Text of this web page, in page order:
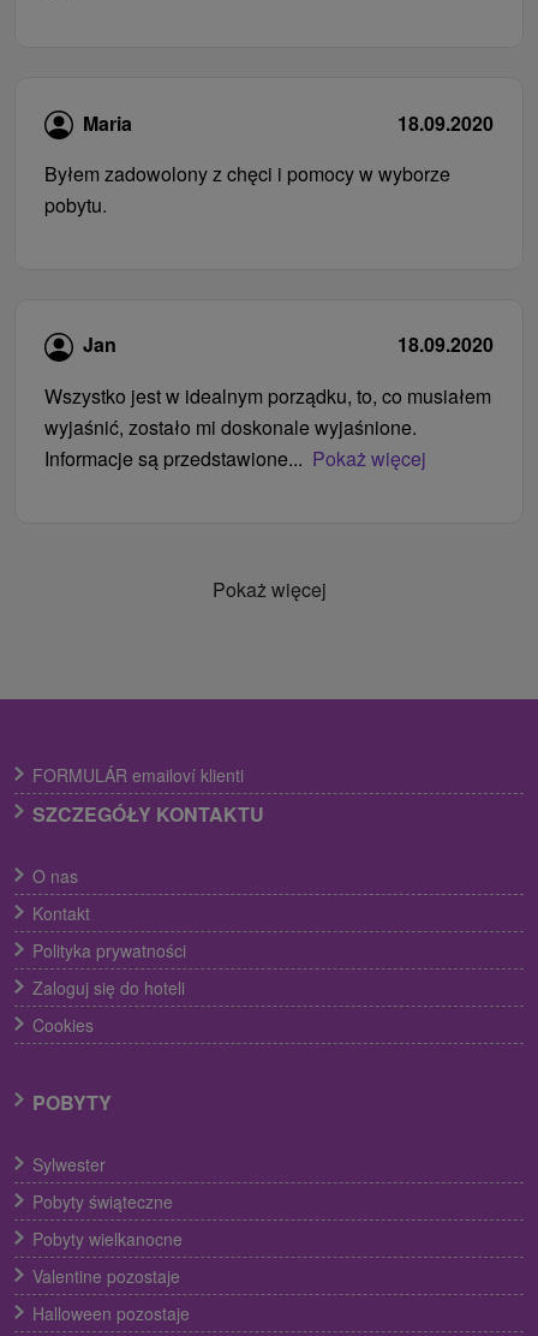
Maria
18.09.2020
Byłem zadowolony z chęci i pomocy w wyborze
pobytu.
Jan
18.09.2020
Wszystko jest w idealnym porządku, to, co musiałem
wyjaśnić, zostało mi doskonale wyjaśnione.
Informacje są przedstawione... Pokaż więcej
Pokaż więcej
FORMULÁR emailoví klienti
SZCZEGÓŁY KONTAKTU
O nas
Kontakt
Polityka prywatności
Zaloguj się do hoteli
Cookies
POBYTY
Sylwester
Pobyty świąteczne
Pobyty wielkanocne
Valentine pozostaje
Halloween pozostaje